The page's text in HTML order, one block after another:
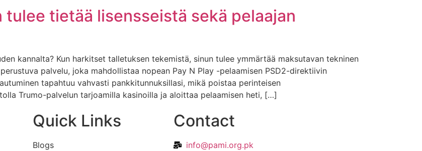
tulee tietää lisensseistä sekä pelaajan
kannalta? Kun harkitset talletuksen tekemistä, sinun tulee ymmärtää maksutavan tekninen
palvelu, joka mahdollistaa nopean Pay N Play -pelaamisen PSD2-direktiivin
tapahtuu vahvasti pankkitunnuksillasi, mikä poistaa perinteisen
Trumo-palvelun tarjoamilla kasinoilla ja aloittaa pelaamisen heti, […]
Quick Links
Blogs
Contact
info@pami.org.pk